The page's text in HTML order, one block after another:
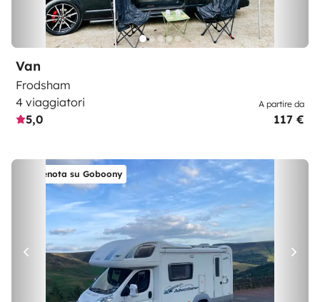
Van
Frodsham
4 viaggiatori
5,0
A partire da
117 €
Prenota su Goboony